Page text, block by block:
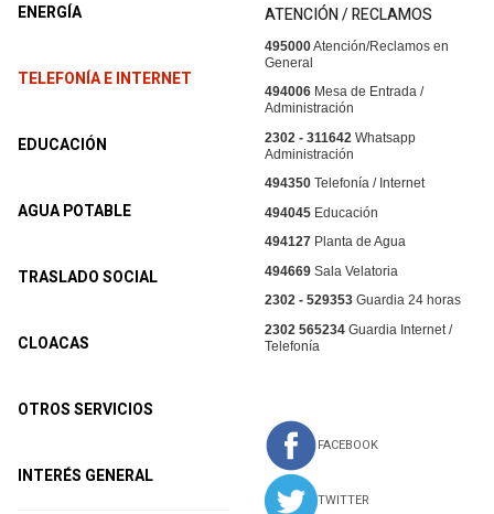
ENERGÍA
TELEFONÍA E INTERNET
EDUCACIÓN
AGUA POTABLE
TRASLADO SOCIAL
CLOACAS
OTROS SERVICIOS
INTERÉS GENERAL
ATENCIÓN / RECLAMOS
495000Atención/Reclamos en
General
494006 Mesa de Entrada /
Administración
2302 - 311642 Whatsapp
Administración
494350 Telefonía / Internet
494045 Educación
494127 Planta de Agua
494669 Sala Velatoria
2302 - 529353 Guardia 24 horas
2302 565234 Guardia Internet /
Telefonía
FACEBOOK
TWITTER